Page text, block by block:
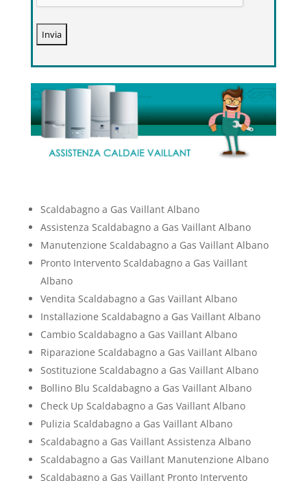
Scaldabagno a Gas Vaillant Albano
Assistenza Scaldabagno a Gas Vaillant Albano
Manutenzione Scaldabagno a Gas Vaillant Albano
Pronto Intervento Scaldabagno a Gas Vaillant
Albano
Vendita Scaldabagno a Gas Vaillant Albano
Installazione Scaldabagno a Gas Vaillant Albano
Cambio Scaldabagno a Gas Vaillant Albano
Riparazione Scaldabagno a Gas Vaillant Albano
Sostituzione Scaldabagno a Gas Vaillant Albano
Bollino Blu Scaldabagno a Gas Vaillant Albano
Check Up Scaldabagno a Gas Vaillant Albano
Pulizia Scaldabagno a Gas Vaillant Albano
Scaldabagno a Gas Vaillant Assistenza Albano
Scaldabagno a Gas Vaillant Manutenzione Albano
Scaldabagno a Gas Vaillant Pronto Intervento